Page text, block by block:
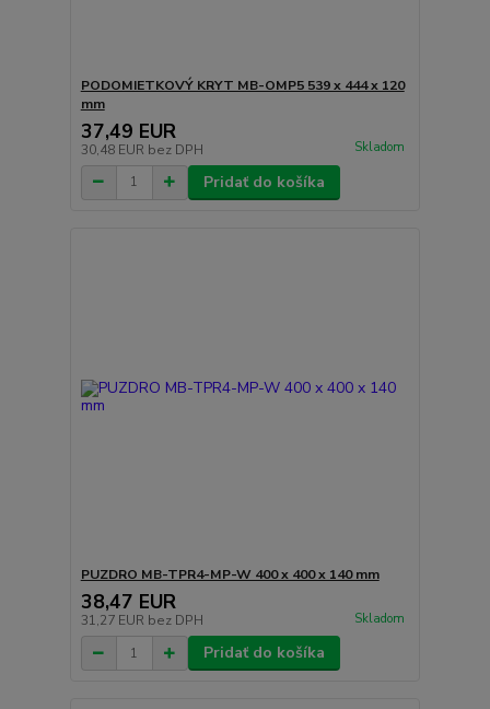
PODOMIETKOVÝ KRYT MB-OMP5 539 x 444 x 120
mm
37,49 EUR
30,48 EUR bez DPH Skladom
Pridať do košíka
PUZDRO MB-TPR4-MP-W 400 x 400 x 140 mm
38,47 EUR
31,27 EUR bez DPH Skladom
Pridať do košíka